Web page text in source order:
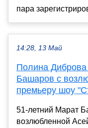
пара
14:28, 13 Май
Полина
Башаров с
премьеру шоу
51-летний Марат
возлюбленной